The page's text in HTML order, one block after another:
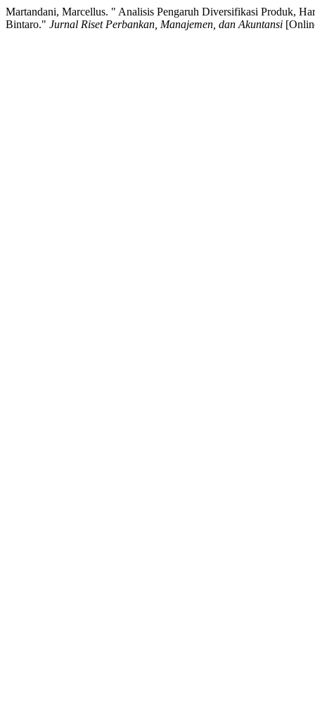
Martandani, Marcellus. " Analisis Pengaruh Diversifikasi Produk,
Bintaro." Jurnal Riset Perbankan, Manajemen, dan Akuntansi